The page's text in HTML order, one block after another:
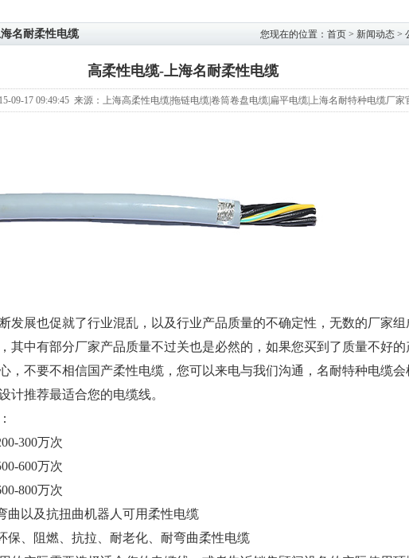
您现在的位置： 首页 > 新闻动态 >
名耐柔性电缆
高柔性电缆-上海名耐柔性电缆
09-17 09:49:45 来源：上海高柔性电缆|拖链电缆|卷筒卷盘电缆|扁平电缆|上海名耐特种电缆厂家
发展也促就了行业混乱，以及行业产品质量的不确定性，无数的厂家组
其中有部分厂家产品质量不过关也是必然的，如果您买到了质量不好的
，不要不相信国产柔性电缆，您可以来电与我们沟通，名耐特种电缆会
计推荐最适合您的电缆线。
300万次
600万次
800万次
曲以及抗扭曲机器人可用柔性电缆
保、阻燃、抗拉、耐老化、耐弯曲柔性电缆